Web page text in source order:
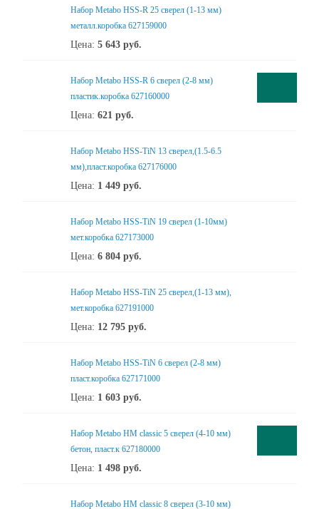
Набор Metabo HSS-R 25 сверел (1-13 мм)
металл.коробка 627159000
Цена: 5 643 руб.
Набор Metabo HSS-R 6 сверел (2-8 мм)
пластик.коробка 627160000
Цена: 621 руб.
Набор Metabo HSS-TiN 13 сверел,(1.5-6.5
мм),пласт.коробка 627176000
Цена: 1 449 руб.
Набор Metabo HSS-TiN 19 сверел (1-10мм)
мет.коробка 627173000
Цена: 6 804 руб.
Набор Metabo HSS-TiN 25 сверел,(1-13 мм),
мет.коробка 627191000
Цена: 12 795 руб.
Набор Metabo HSS-TiN 6 сверел (2-8 мм)
пласт.коробка 627171000
Цена: 1 603 руб.
Набор Metabo НМ classic 5 сверел (4-10 мм)
бетон, пласт.к 627180000
Цена: 1 498 руб.
Набор Metabo НМ classic 8 сверел (3-10 мм)